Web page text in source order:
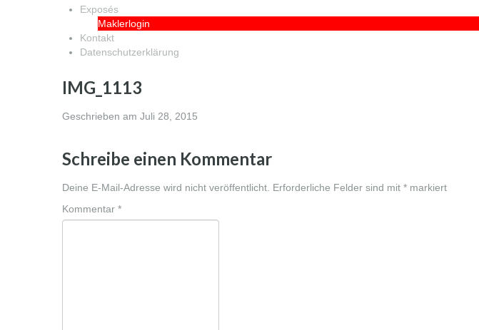
Exposés
Maklerlogin
Kontakt
Datenschutzerklärung
IMG_1113
Geschrieben am Juli 28, 2015
Schreibe einen Kommentar
Deine E-Mail-Adresse wird nicht veröffentlicht. Erforderliche Felder sind mit * markiert
Kommentar *